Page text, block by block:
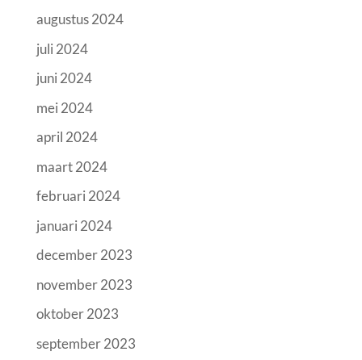
augustus 2024
juli 2024
juni 2024
mei 2024
april 2024
maart 2024
februari 2024
januari 2024
december 2023
november 2023
oktober 2023
september 2023